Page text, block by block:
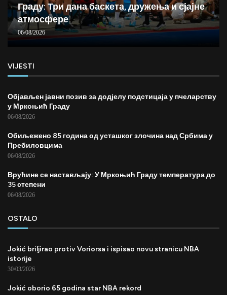
Граду: Три дана баскета, дружења и сјајне
атмосфере
06/08/2026
VIJESTI
Објављен јавни позив за додјелу подстицаја у пчеларству
у Мркоњић Граду
06/08/2026
Обиљежено 85 година од усташког злочина над Србима у
Пребиловцима
06/08/2026
Врућине се настављају: У Мркоњић Граду температура до
35 степени
06/08/2026
OSTALO
Jokić briljirao protiv Voriorsa i ispisao novu stranicu NBA
istorije
30/03/2026
Jokić oborio 65 godina star NBA rekord